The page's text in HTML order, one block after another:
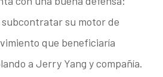
subcontratar su motor de
que beneficiaría
a Jerry Yang y compañía.